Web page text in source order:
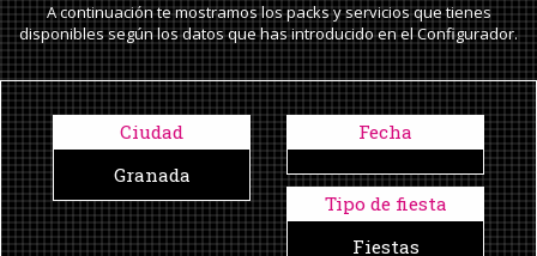
A continuación te mostramos los packs y servicios que tienes
disponibles según los datos que has introducido en el Configurador.
Ciudad
Granada
Fecha
Tipo de fiesta
Fiestas